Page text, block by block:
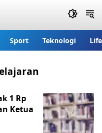
Sport Teknologi
1 Rp
Ketua